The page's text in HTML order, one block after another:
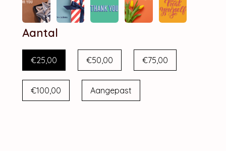
Aantal
€25,00 €50,00 €75,00
€100,00 Aangepast